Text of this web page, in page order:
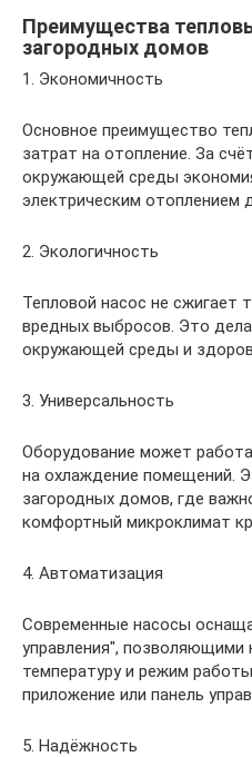
Преимущества
загородных домов
1. Экономичность
Основное преимущество
затрат на отопление. За
окружающей среды
электрическим отоплением
2. Экологичность
Тепловой насос не сжигает
вредных выбросов. Это
окружающей среды и
3. Универсальность
Оборудование может
на охлаждение помещений.
загородных домов, где
комфортный микроклимат
4. Автоматизация
Современные насосы
управления", позволяющими
температуру и режим
приложение или панель
5. Надёжность